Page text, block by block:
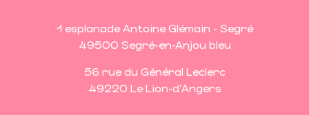
1 esplanade Antoine Glémain - Segré
49500 Segré-en-Anjou bleu
56 rue du Général Leclerc
49220 Le Lion-d'Angers